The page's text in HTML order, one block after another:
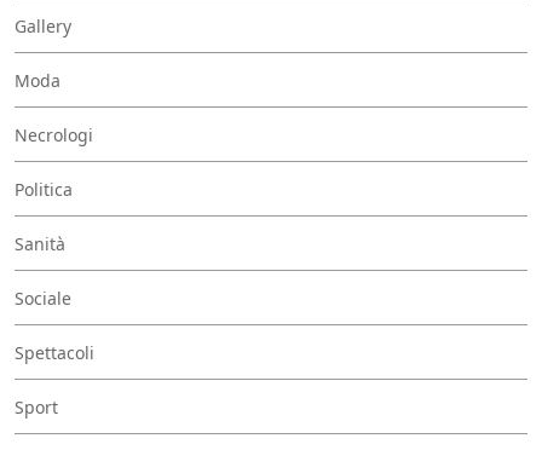
Gallery
Moda
Necrologi
Politica
Sanità
Sociale
Spettacoli
Sport